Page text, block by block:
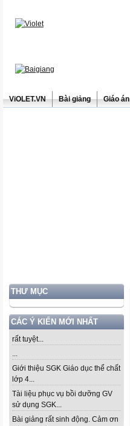
ViOLET.VN Bài giảng Giáo án
THƯ MỤC
CÁC Ý KIẾN MỚI NHẤT
rất tuyệt...
...
Giới thiệu SGK Giáo dục thể chất
lớp 4...
Tài liệu phục vụ bồi dưỡng GV
sử dụng SGK...
Bài giảng rất sinh động. Cảm ơn